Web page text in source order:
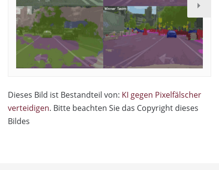
Dieses Bild ist Bestandteil von: KI gegen Pixelfälscher
verteidigen. Bitte beachten Sie das Copyright dieses
Bildes